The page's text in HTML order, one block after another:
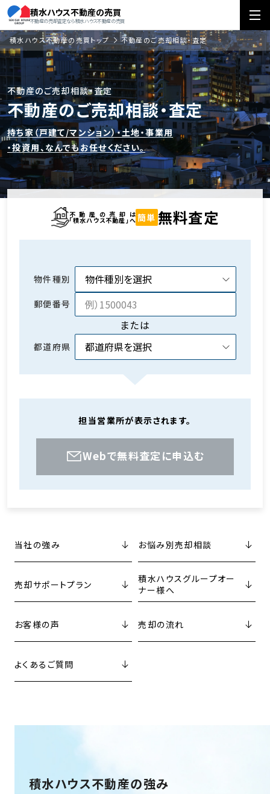
積水ハウス不動産の売買
不動産の売却査定なら積水ハウス不動産の売買
不動産のご売却相談・査定
不動産のご売却相談・査定
持ち家（戸建て/マンション）・土地・事業用
・投資用、なんでもお任せください。
積水ハウス不動産の売買トップ 不動産のご売却相談・査定
不動産の売却は
「積水ハウス不動産」へ 簡単 無料査定
物件種別
郵便番号
または
都道府県
担当営業所が表示されます。
Webで無料査定に申込む
当社の強み お悩み別売却相談
売却サポートプラン 積水ハウスグループオー
ナー様へ
お客様の声 売却の流れ
よくあるご質問
積水ハウス不動産の強み